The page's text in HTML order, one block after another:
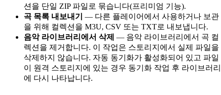
션을 단일 ZIP 파일로 묶습니다(프리미엄 기능).
곡 목록 내보내기 — 다른 플레이어에서 사용하거나 보관
을 위해 컬렉션을 M3U, CSV 또는 TXT로 내보냅니다.
음악 라이브러리에서 삭제 — 음악 라이브러리에서 곡 컬
렉션을 제거합니다. 이 작업은 스토리지에서 실제 파일을
삭제하지 않습니다. 자동 동기화가 활성화되어 있고 파일
이 원격 스토리지에 있는 경우 동기화 작업 후 라이브러리
에 다시 나타납니다.